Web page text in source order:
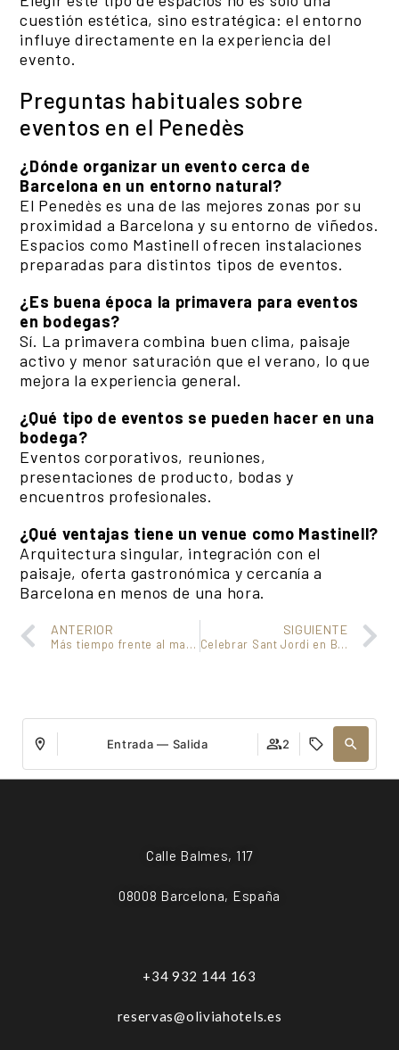
cuestión estética, sino estratégica: el entorno
influye directamente en la experiencia del
evento.
Preguntas habituales sobre
eventos en el Penedès
¿Dónde organizar un evento cerca de
Barcelona en un entorno natural?
El Penedès es una de las mejores zonas por su
proximidad a Barcelona y su entorno de viñedos.
Espacios como Mastinell ofrecen instalaciones
preparadas para distintos tipos de eventos.
¿Es buena época la primavera para eventos
en bodegas?
Sí. La primavera combina buen clima, paisaje
activo y menor saturación que el verano, lo que
mejora la experiencia general.
¿Qué tipo de eventos se pueden hacer en una
bodega?
Eventos corporativos, reuniones,
presentaciones de producto, bodas y
encuentros profesionales.
¿Qué ventajas tiene un venue como Mastinell?
Arquitectura singular, integración con el
paisaje, oferta gastronómica y cercanía a
Barcelona en menos de una hora.
ANTERIOR
Más tiempo frente al mar: cuando una escapada se convierte en descanso real
SIGUIENTE
Celebrar Sant Jordi en Barcelona: tradición, gastronomía y experiencia
Entrada — Salida 2
Calle Balmes, 117
08008 Barcelona, España
+34 932 144 163
reservas@oliviahotels.es